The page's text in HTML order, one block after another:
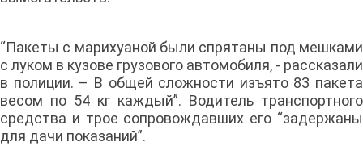
“Пакеты с марихуаной были спрятаны под мешками
с луком в кузове грузового автомобиля, - рассказали
в полиции. – В общей сложности изъято 83 пакета
весом по 54 кг каждый”. Водитель транспортного
средства и трое сопровождавших его “задержаны
для дачи показаний”.